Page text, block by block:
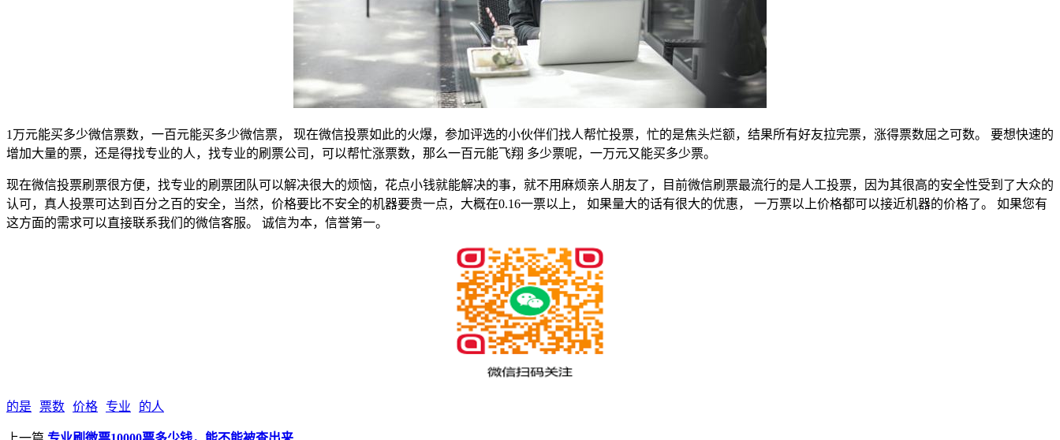
1万元能买多少微信票数，一百元能买多少微信票， 现在微信投票如此的火爆，参加评选的小伙伴们找人帮忙投票，忙的是焦头烂额，结果所有好友拉完票，涨得票数屈之可数。 要想快速的
增加大量的票，还是得找专业的人，找专业的刷票公司，可以帮忙涨票数，那么一百元能飞翔 多少票呢，一万元又能买多少票。
现在微信投票刷票很方便，找专业的刷票团队可以解决很大的烦恼，花点小钱就能解决的事，就不用麻烦亲人朋友了，目前微信刷票最流行的是人工投票，因为其很高的安全性受到了大众的
认可，真人投票可达到百分之百的安全，当然，价格要比不安全的机器要贵一点，大概在0.16一票以上， 如果量大的话有很大的优惠， 一万票以上价格都可以接近机器的价格了。 如果您有
这方面的需求可以直接联系我们的微信客服。 诚信为本，信誉第一。
的是 票数 价格 专业 的人